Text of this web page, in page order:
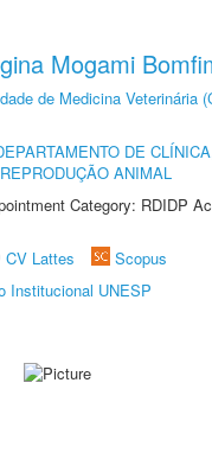
Mogami
de Medicina Veterinária
DE
ANIMAL
Category: RDIDP
CV Lattes
Scopus
Institucional UNESP